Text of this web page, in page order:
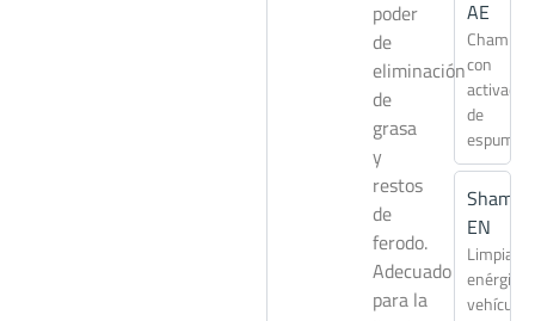
AE
Champú
con
activador
de
espuma
EN
enérgico
vehículos
poder
de
eliminación
de
grasa
y
restos
de
ferodo.
Adecuado
para la